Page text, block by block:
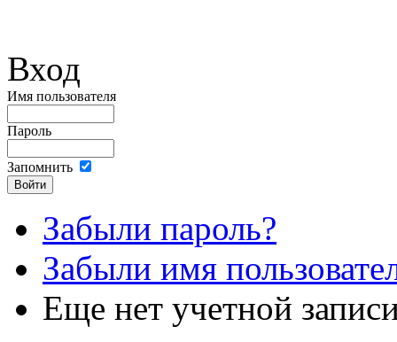
Вход
Имя пользователя
Пароль
Запомнить
Забыли пароль?
Забыли имя
Еще нет учетной